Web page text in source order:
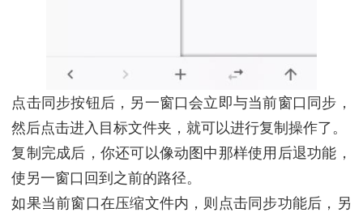
点击同步按钮后，另一窗口会立即与当前窗口同步，
然后点击进入目标文件夹，就可以进行复制操作了。
复制完成后，你还可以像动图中那样使用后退功能，
使另一窗口回到之前的路径。
如果当前窗口在压缩文件内，则点击同步功能后，另